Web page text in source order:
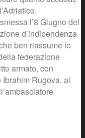
l’8 Giugno del
d’indipendenza
ben riassume lo
federazione
armato, con
Rugova, al